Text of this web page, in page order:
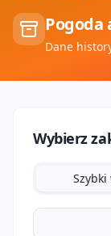
Pogoda
Dane
Wybierz